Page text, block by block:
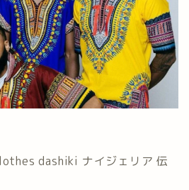
dashiki ナイジェリア 伝